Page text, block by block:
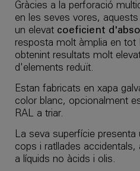
Gràcies a la perforació
en les seves vores,
un elevat coeficient
resposta molt àmplia en tot
obtenint resultats molt
d'elements reduït.
Estan fabricats en xapa
color blanc, opcionalment
RAL a triar.
La seva superfície presenta
cops i ratllades
a líquids no àcids i olis.